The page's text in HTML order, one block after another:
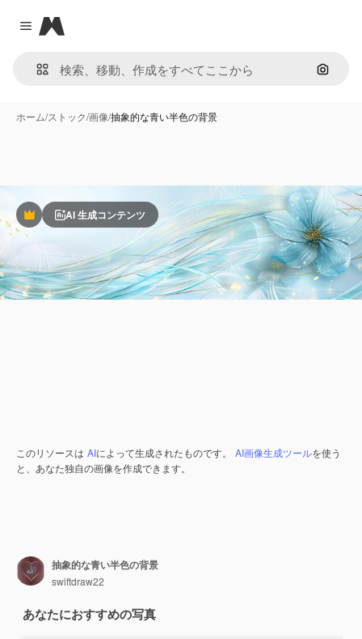
Close menu
Magnific
画像で
ホーム/ストック/画像/抽象的な青い半色の背景
PremiumAI 生成コンテンツ
このリソースは AIによって生成されたものです。 AI画像生成ツールを使う
と、あなた独自の画像を作成できます。
抽象的な青い半色の背景
swiftdraw22
あなたにおすすめの写真